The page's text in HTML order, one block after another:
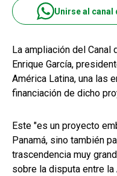
Unirse al canal
La ampliación del Canal
Enrique García,
América Latina, una las
financiación de dicho
Este "es un proyecto
Panamá, sino también
trascendencia muy
sobre la disputa entre la